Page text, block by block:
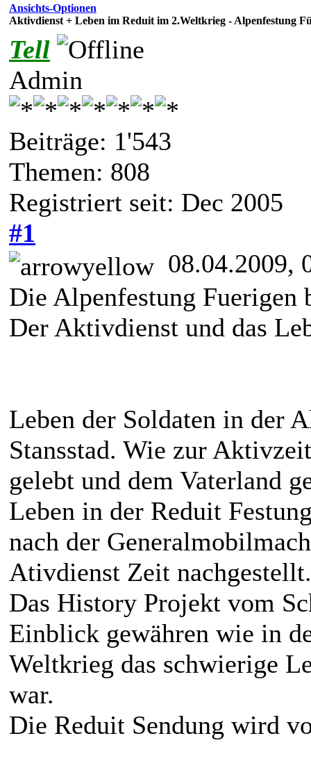
Ansichts-Optionen
Aktivdienst + Leben im Reduit im 2.Weltkrieg - Alpenfestung
Tell
Admin
Beiträge: 1'543
Themen: 808
Registriert seit: Dec 2005
#1
08.04.2009,
Die Alpenfestung Fuerigen
Der Aktivdienst und das
Leben der Soldaten in der
Stansstad. Wie zur
gelebt und dem Vaterland
Leben in der Reduit
nach der
Ativdienst Zeit nachgestellt.
Das History Projekt vom
Einblick gewähren wie in
Weltkrieg das schwierige
war.
Die Reduit Sendung wird